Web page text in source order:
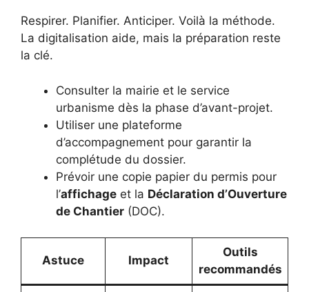
Respirer. Planifier. Anticiper. Voilà la méthode.
La digitalisation aide, mais la préparation reste
la clé.
Consulter la mairie et le service
urbanisme dès la phase d’avant-projet.
Utiliser une plateforme
d’accompagnement pour garantir la
complétude du dossier.
Prévoir une copie papier du permis pour
l’affichage et la Déclaration d’Ouverture
de Chantier (DOC).
Astuce Impact
Outils
recommandés